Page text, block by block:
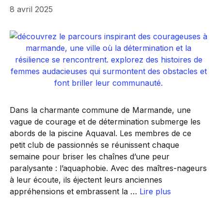
8 avril 2025
Dans la charmante commune de Marmande, une
vague de courage et de détermination submerge les
abords de la piscine Aquaval. Les membres de ce
petit club de passionnés se réunissent chaque
semaine pour briser les chaînes d’une peur
paralysante : l’aquaphobie. Avec des maîtres-nageurs
à leur écoute, ils éjectent leurs anciennes
appréhensions et embrassent la … Lire plus